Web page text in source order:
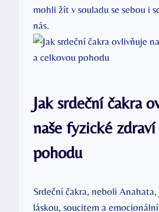
mohli žít v souladu se sebou i
nás.
Jak srdeční čakra
naše fyzické
pohodu
Srdeční čakra, neboli Anahata,
láskou, soucitem a